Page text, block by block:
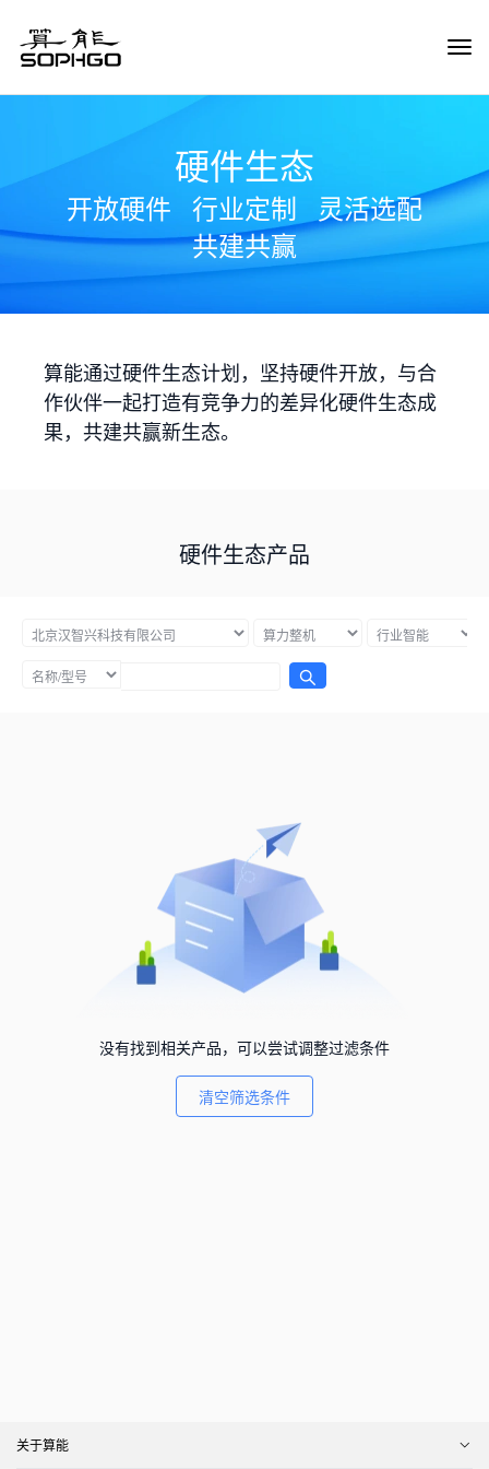
硬件生态
开放硬件 行业定制
灵活选配
共建共赢
算能通过硬件生态计划，坚持硬件开放，与合
作伙伴一起打造有竞争力的差异化硬件生态成
果，共建共赢新生态。
硬件生态产品
没有找到相关产品，可以尝试调整过滤条件
清空筛选条件
关于算能